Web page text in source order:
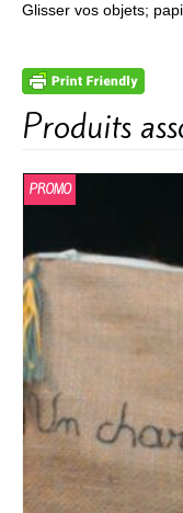
Glisser vos objets;
Produits
PROMO